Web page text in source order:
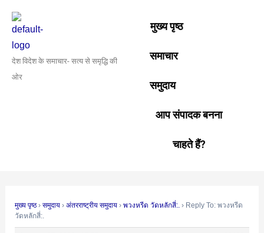
content
देश विदेश के समाचार- सत्य से समृद्धि की
ओर
मुख्य पृष्ठ
समाचार
समुदाय
आप संपादक बनना
चाहते हैं?
मुख्य पृष्ठ › समुदाय › अंतरराष्ट्रीय समुदाय › พวงหรีด วัดหลักสี่:. › Reply To: พวงหรีด
วัดหลักสี่:.
navigation